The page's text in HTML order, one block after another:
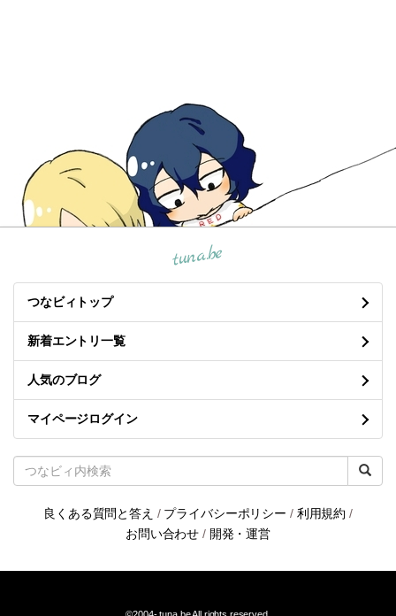
tuna.be
つなビィトップ
新着エントリ一覧
人気のブログ
マイページログイン
良くある質問と答え / プライバシーポリシー / 利用規約 /
お問い合わせ / 開発・運営